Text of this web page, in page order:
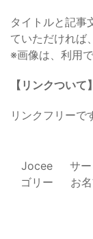
タイトルと記事
ていただければ
※画像は、利用
【リンクついて】
リンクフリーで
Jocee サ
ゴリー
お